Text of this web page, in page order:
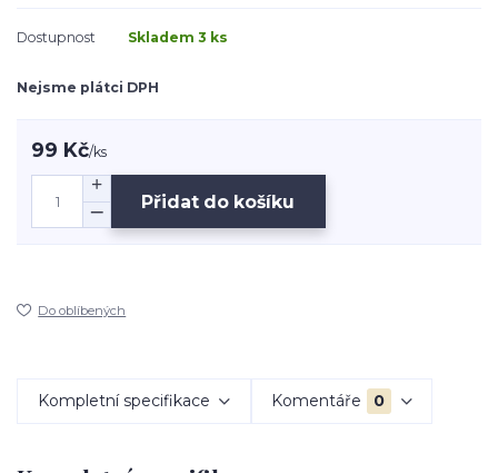
Dostupnost Skladem 3 ks
Nejsme plátci DPH
99 Kč/ks
Přidat do košíku
Do oblíbených
Kompletní specifikace Komentáře 0